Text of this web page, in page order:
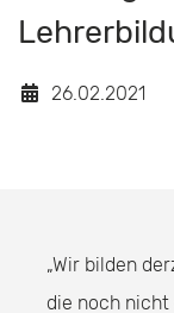
26.02.2021
„Wir bilden
die noch nicht